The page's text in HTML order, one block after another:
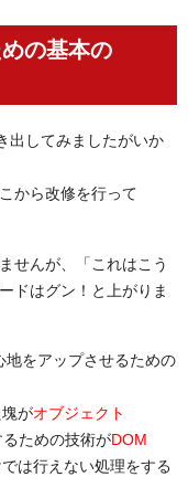
の基本の
出してみましたがいか
から改修を行って
せんが、「これはこう
ドはグン！と上がりま
地をアップさせるための
がオブジェクト
ための技術がDOM
は行えない処理をする